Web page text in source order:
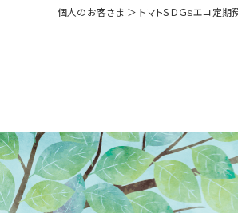
個人のお客さま ＞ トマトＳＤＧｓエコ定期